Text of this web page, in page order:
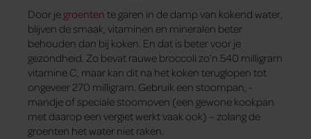
Door jegroenten te garen in de damp van kokend water,
blijven de smaak, vitaminen en mineralen beter
behouden dan bij koken. En dat is beter voor je
gezondheid. Zo bevat rauwe broccoli zo’n 540 milligram
vitamine C, maar kan dit na het koken teruglopen tot
ongeveer 270 milligram. Gebruik een stoompan, -
mandje of speciale stoomoven (een gewone kookpan
met daarop een vergiet werkt vaak ook) – zolang de
groenten het water niet raken.